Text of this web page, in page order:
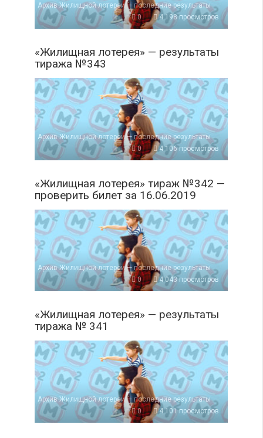
Архив Жилищной лотереи — последние результаты
0
4 198 просмотров
«Жилищная лотерея» — результаты
тиража №343
Архив Жилищной лотереи — последние результаты
0
4 106 просмотров
«Жилищная лотерея» тираж №342 —
проверить билет за 16.06.2019
Архив Жилищной лотереи — последние результаты
0
4 043 просмотров
«Жилищная лотерея» — результаты
тиража № 341
Архив Жилищной лотереи — последние результаты
0
4 101 просмотров